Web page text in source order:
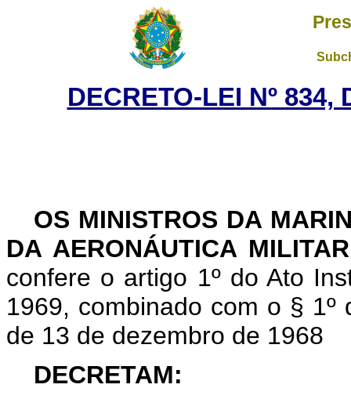
DECRETO-LEI Nº 834,
OS MINISTROS DA
DA AERONÁUTICA MILITAR
confere o artigo 1º do Ato
1969, combinado com o § 1º
de 13 de dezembro de 1968
DECRETAM: